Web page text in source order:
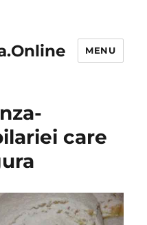
MENU
care